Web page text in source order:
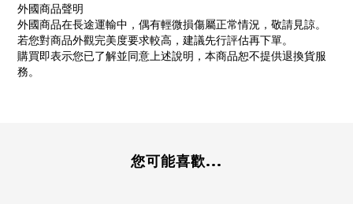
外國商品聲明
外國商品在長途運輸中，偶有輕微損傷屬正常情況，敬請見諒。
若您對商品外觀完美度要求較高，建議先行評估再下單。
購買即表示您已了解並同意上述說明，本商品恕不提供退換貨服
務。
您可能喜歡...